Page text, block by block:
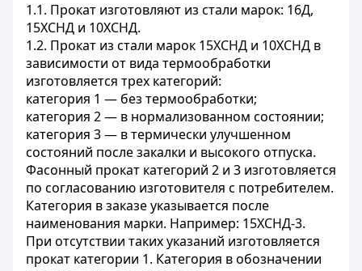
1.1. Прокат изготовляют из стали марок: 16Д,
15ХСНД и 10ХСНД.
1.2. Прокат из стали марок 15ХСНД и 10ХСНД в
зависимости от вида термообработки
изготовляется трех категорий:
категория 1 — без термообработки;
категория 2 — в нормализованном состоянии;
категория 3 — в термически улучшенном
состояний после закалки и высокого отпуска.
Фасонный прокат категорий 2 и 3 изготовляется
по согласованию изготовителя с потребителем.
Категория в заказе указывается после
наименования марки. Например: 15ХСНД-3.
При отсутствии таких указаний изготовляется
прокат категории 1. Категория в обозначении